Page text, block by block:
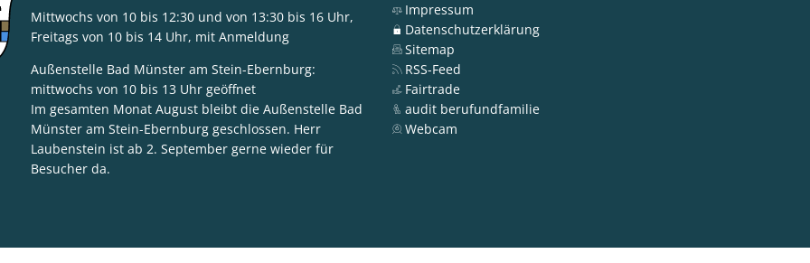
Blum-Gabelmann
Mittwochs von 10 bis 12:30 und von 13:30 bis 16 Uhr,
Freitags von 10 bis 14 Uhr, mit Anmeldung
Außenstelle Bad Münster am Stein-Ebernburg:
mittwochs von 10 bis 13 Uhr geöffnet
Im gesamten Monat August bleibt die Außenstelle Bad
Münster am Stein-Ebernburg geschlossen. Herr
Laubenstein ist ab 2. September gerne wieder für
Besucher da.
Impressum
Datenschutzerklärung
Sitemap
RSS-Feed
Fairtrade
audit berufundfamilie
Webcam